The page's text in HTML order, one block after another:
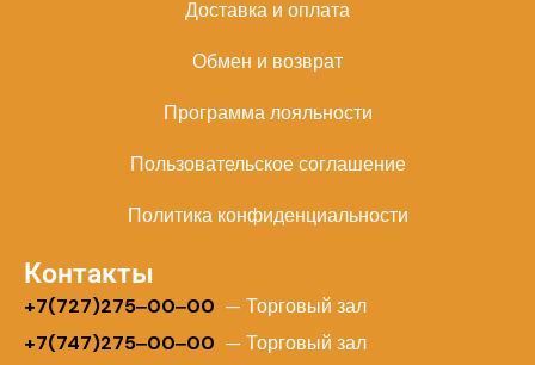
Доставка и оплата
Обмен и возврат
Программа лояльности
Пользовательское соглашение
Политика конфиденциальности
Контакты
+7(727)275‒00‒00 — Торговый зал
+7(747)275‒00‒00 — Торговый зал